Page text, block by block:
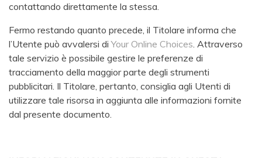
contattando direttamente la stessa.
Fermo restando quanto precede, il Titolare informa che
l’Utente può avvalersi diYour Online Choices. Attraverso
tale servizio è possibile gestire le preferenze di
tracciamento della maggior parte degli strumenti
pubblicitari. Il Titolare, pertanto, consiglia agli Utenti di
utilizzare tale risorsa in aggiunta alle informazioni fornite
dal presente documento.